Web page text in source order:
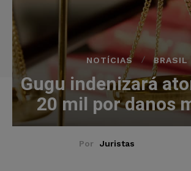
NOTÍCIAS BRASIL
Gugu indenizará
20 mil por danos
Por Juristas